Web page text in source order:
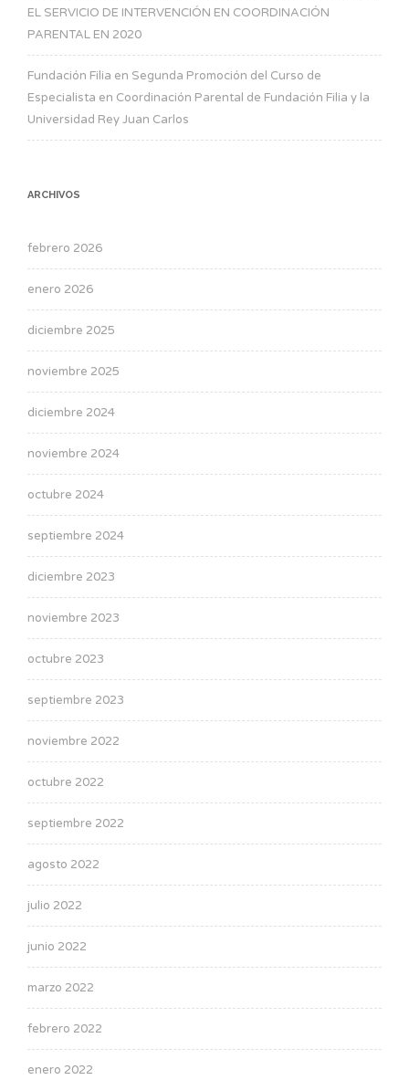
EL SERVICIO DE INTERVENCIÓN EN COORDINACIÓN
PARENTAL EN 2020
Fundación Filia en Segunda Promoción del Curso de
Especialista en Coordinación Parental de Fundación Filia y la
Universidad Rey Juan Carlos
ARCHIVOS
febrero 2026
enero 2026
diciembre 2025
noviembre 2025
diciembre 2024
noviembre 2024
octubre 2024
septiembre 2024
diciembre 2023
noviembre 2023
octubre 2023
septiembre 2023
noviembre 2022
octubre 2022
septiembre 2022
agosto 2022
julio 2022
junio 2022
marzo 2022
febrero 2022
enero 2022